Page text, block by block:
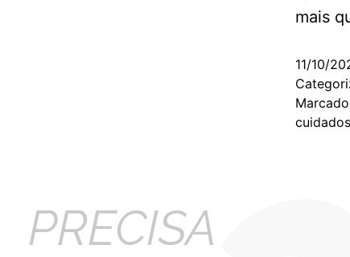
mais
11/10/
PRECISA